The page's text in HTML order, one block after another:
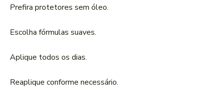
Prefira protetores sem óleo.
Escolha fórmulas suaves.
Aplique todos os dias.
Reaplique conforme necessário.